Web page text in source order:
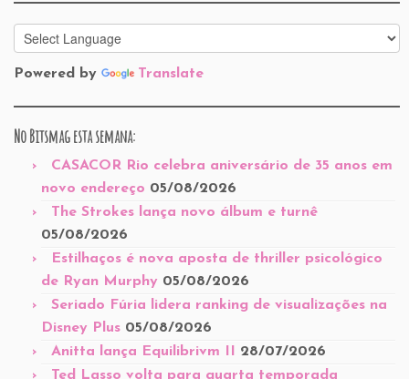
Powered by Translate
No Bitsmag esta semana:
CASACOR Rio celebra aniversário de 35 anos em
novo endereço 05/08/2026
The Strokes lança novo álbum e turnê
05/08/2026
Estilhaços é nova aposta de thriller psicológico
de Ryan Murphy 05/08/2026
Seriado Fúria lidera ranking de visualizações na
Disney Plus 05/08/2026
Anitta lança Equilibrivm II 28/07/2026
Ted Lasso volta para quarta temporada